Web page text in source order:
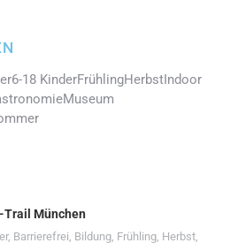
6-18 KinderFrühlingHerbstIndoor
Museum
Trail München
, Barrierefrei, Bildung, Frühling, Herbst,